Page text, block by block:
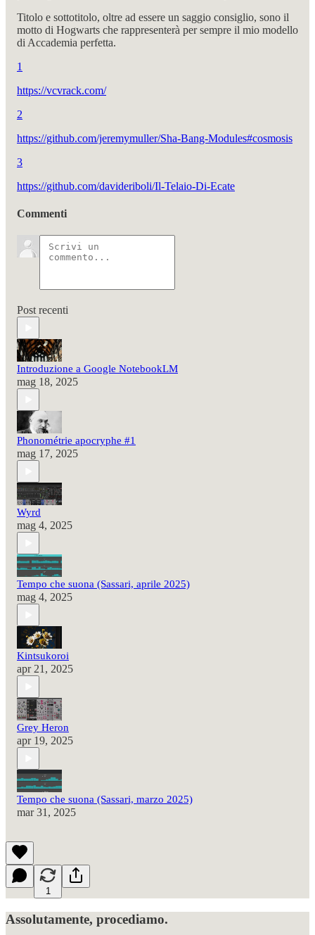
Titolo e sottotitolo, oltre ad essere un saggio consiglio, sono il
motto di Hogwarts che rappresenterà per sempre il mio modello
di Accademia perfetta.
1
https://vcvrack.com/
2
https://github.com/jeremymuller/Sha-Bang-Modules#cosmosis
3
https://github.com/davideriboli/Il-Telaio-Di-Ecate
Commenti
Post recenti
Introduzione a Google NotebookLM
mag 18, 2025
Phonométrie apocryphe #1
mag 17, 2025
Wyrd
mag 4, 2025
Tempo che suona (Sassari, aprile 2025)
mag 4, 2025
Kintsukoroi
apr 21, 2025
Grey Heron
apr 19, 2025
Tempo che suona (Sassari, marzo 2025)
mar 31, 2025
1
Assolutamente, procediamo.